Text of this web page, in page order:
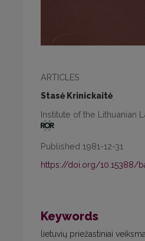
ARTICLES
Stasė Krinickaitė
Institute of the Lithuanian
Published 1981-12-31
https://doi.org/10.15388/
Keywords
lietuvių priežastiniai